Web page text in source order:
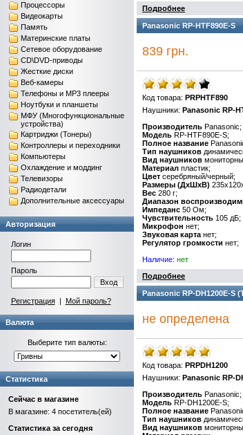
Процессоры
Видеокарты
Память
Материнские платы
Сетевое оборудование
CD\DVD-приводы
Жесткие диски
Веб-камеры
Телефоны и MP3 плееры
Ноутбуки и планшеты
МФУ (Многофункциональные
устройства)
Картриджи (Тонеры)
Контроллеры и переходники
Компьютеры
Охлаждение и моддинг
Телевизоры
Радиодетали
Дополнительные аксессуары
Авторизация
Логин
Пароль
Вход
Регистрация| Мой пароль?
Валюта
Выберите тип валюты:
Статистика
Сейчас в магазине
В магазине: 4 посетитель(ей)
Статистика за сегодня
Подробнее
Panasonic RP-HTF890E-S
839 грн.
Код товара: PRPHTF890
Наушники: Panasonic RP-
Производитель Panasonic;
Модель RP-HTF890E-S;
Полное название
Тип наушников
Вид наушников
Материал пластик;
Цвет серебряный/черный;
Размеры (ДхШхВ)
Вес 280 г;
Диапазон
Импеданс 50 Ом;
Чувствительность 105 дБ;
Микрофон нет;
Звуковая карта нет;
Регулятор громкости нет;
Наличие: нет
Подробнее
Panasonic RP-DH1200E-S
не определена
Код товара: PRPDH1200
Наушники: Panasonic RP-
Производитель Panasonic;
Модель RP-DH1200E-S;
Полное название
Тип наушников
Вид наушников